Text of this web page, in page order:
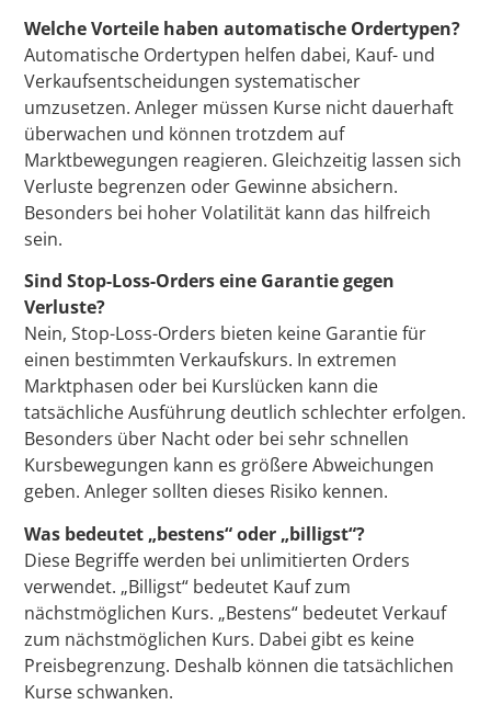
Welche Vorteile haben automatische Ordertypen?
Automatische Ordertypen helfen dabei, Kauf- und
Verkaufsentscheidungen systematischer
umzusetzen. Anleger müssen Kurse nicht dauerhaft
überwachen und können trotzdem auf
Marktbewegungen reagieren. Gleichzeitig lassen sich
Verluste begrenzen oder Gewinne absichern.
Besonders bei hoher Volatilität kann das hilfreich
sein.
Sind Stop-Loss-Orders eine Garantie gegen
Verluste?
Nein, Stop-Loss-Orders bieten keine Garantie für
einen bestimmten Verkaufskurs. In extremen
Marktphasen oder bei Kurslücken kann die
tatsächliche Ausführung deutlich schlechter erfolgen.
Besonders über Nacht oder bei sehr schnellen
Kursbewegungen kann es größere Abweichungen
geben. Anleger sollten dieses Risiko kennen.
Was bedeutet „bestens“ oder „billigst“?
Diese Begriffe werden bei unlimitierten Orders
verwendet. „Billigst“ bedeutet Kauf zum
nächstmöglichen Kurs. „Bestens“ bedeutet Verkauf
zum nächstmöglichen Kurs. Dabei gibt es keine
Preisbegrenzung. Deshalb können die tatsächlichen
Kurse schwanken.